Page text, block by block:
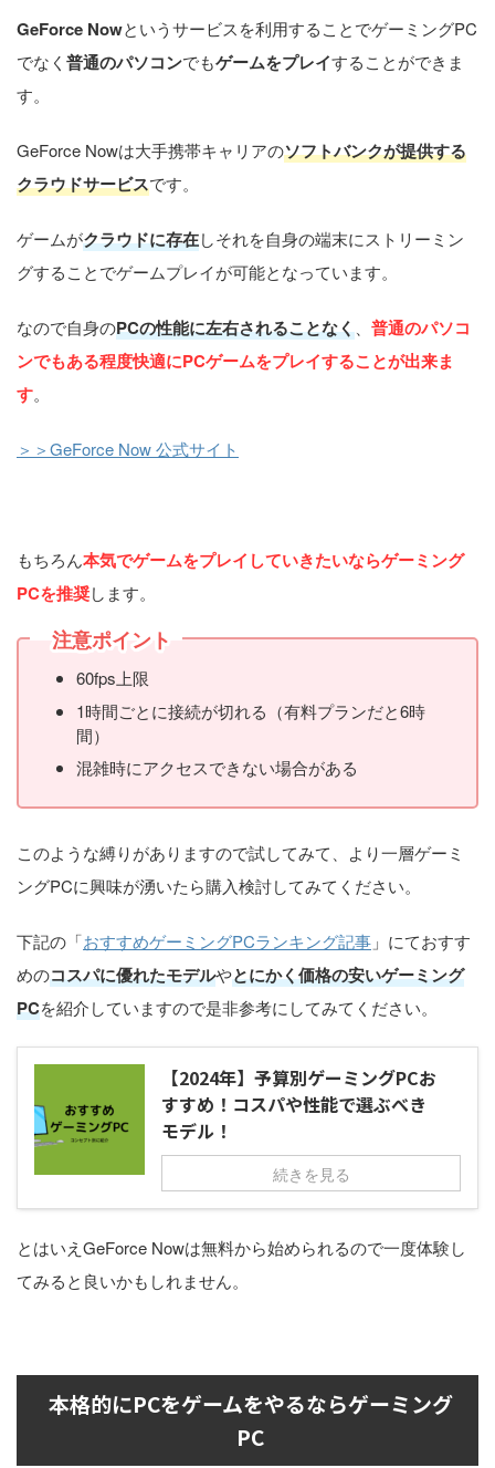
GeForce Nowというサービスを利用することでゲーミングPC
でなく 普通のパソコンでもゲームをプレイすることができま
す。
GeForce Nowは大手携帯キャリアのソフトバンクが提供する
クラウドサービスです。
ゲームがクラウドに存在しそれを自身の端末にストリーミン
グすることでゲームプレイが可能となっています。
なので自身のPCの性能に左右されることなく、 普通のパソコ
ンでもある程度快適にPCゲームをプレイすることが出来ま
す。
＞＞GeForce Now 公式サイト
もちろん本気でゲームをプレイしていきたいならゲーミング
PCを推奨します。
注意ポイント
60fps上限
1時間ごとに接続が切れる（有料プランだと6時
間）
混雑時にアクセスできない場合がある
このような縛りがありますので試してみて、より一層ゲーミ
ングPCに興味が湧いたら購入検討してみてください。
下記の「おすすめゲーミングPCランキング記事 」にておすす
めのコスパに優れたモデルやとにかく価格の安いゲーミング
PCを紹介していますので是非参考にしてみてください。
【2024年】予算別ゲーミングPCお
すすめ！コスパや性能で選ぶべき
モデル！
続きを見る
とはいえGeForce Nowは無料から始められるので一度体験し
てみると良いかもしれません。
本格的にPCをゲームをやるならゲーミング
PC